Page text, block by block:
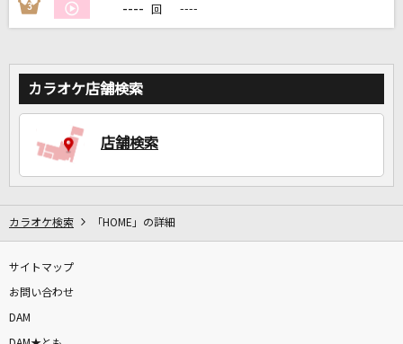
カラオケをもっと楽しもう！
3 ---- 回 ----
カラオケ店舗検索
店舗検索
カラオケ検索 「HOME」の詳細
サイトマップ
お問い合わせ
DAM